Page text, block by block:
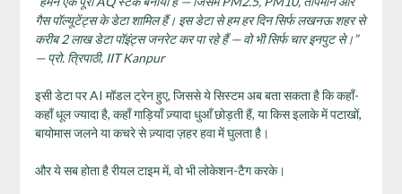
गैस पॉल्यूटेंट्स के डेटा शामिल हैं। इस डेटा से हम हर दिन सिर्फ लखनऊ शहर से
करीब2लाख डेटा पॉइंट्स जनरेट कर पा रहे हैं — वो भी सिर्फ चार इनपुट से।”
—प्रो. त्रिपाठी, IIT Kanpur
इसी डेटा पर AI मॉडल ट्रेन हुए, जिससे ये सिस्टम अब बता सकता है कि कहाँ-
कहाँ धूल ज्यादा है, कहाँ गाड़ियाँ ज़्यादा धुआँ छोड़ती हैं, या किस इलाके में पटाखों,
बायोमास जलने या कचरे से ज़्यादा ज़हर हवा में घुलता है।
और ये सब होता है रीयल टाइम में, वो भी लोकेशन-टैग करके।